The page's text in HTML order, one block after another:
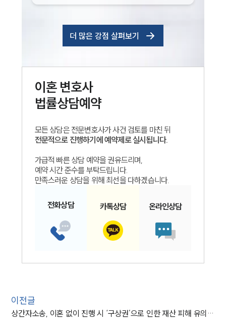
인재채용
더 많은 강점 살펴보기
이혼변호사
법률상담예약
모든 상담은 전문변호사가 사건 검토를 마친 뒤
전문적으로 진행하기에 예약제로 실시됩니다.
가급적 빠른 상담 예약을 권유드리며,
예약 시간 준수를 부탁드립니다.
만족스러운 상담을 위해 최선을 다하겠습니다.
전화상담 카톡상담 온라인상담
이전글
상간자소송, 이혼 없이 진행 시 ‘구상권’으로 인한 재산 피해 유의해야